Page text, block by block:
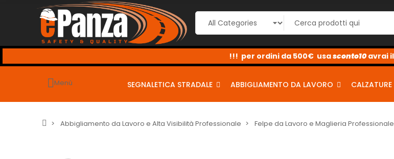
sconto2
sconto5
sconto10
Menù SEGNALETICA STRADALE ABBIGLIAMENTO DA LAVORO CALZATURE
Abbigliamento da Lavoro e Alta Visibilità Professionale Felpe da Lavoro e Maglieria Professionale